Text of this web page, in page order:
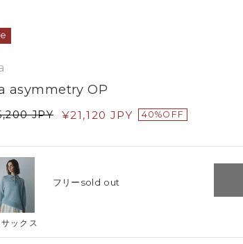
asymmetry OP
JPY ¥21,120 JPY 40%OFF
ックス
フリーsold out